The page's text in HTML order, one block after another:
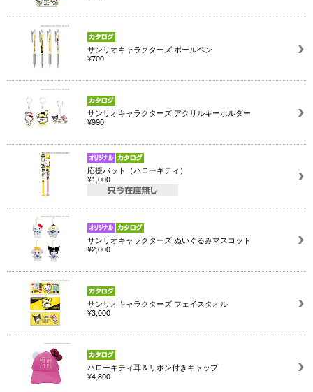
サンリオキャラクターズ ボールペン
¥700
サンリオキャラクターズ アクリルキーホルダー
¥990
応援バット（ハローキティ）
¥1,000
サンリオキャラクターズ ぬいぐるみマスコット
¥2,000
サンリオキャラクターズ フェイスタオル
¥3,000
ハローキティ耳＆リボン付きキャップ
¥4,800